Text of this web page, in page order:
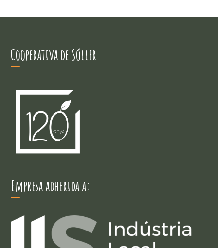
Cooperativa de Sóller
Empresa adherida a: